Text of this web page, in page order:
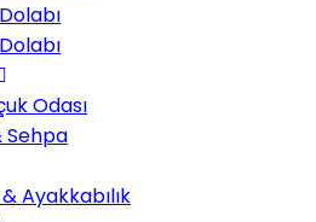
Odası
Sehpa
Ayakkabılık